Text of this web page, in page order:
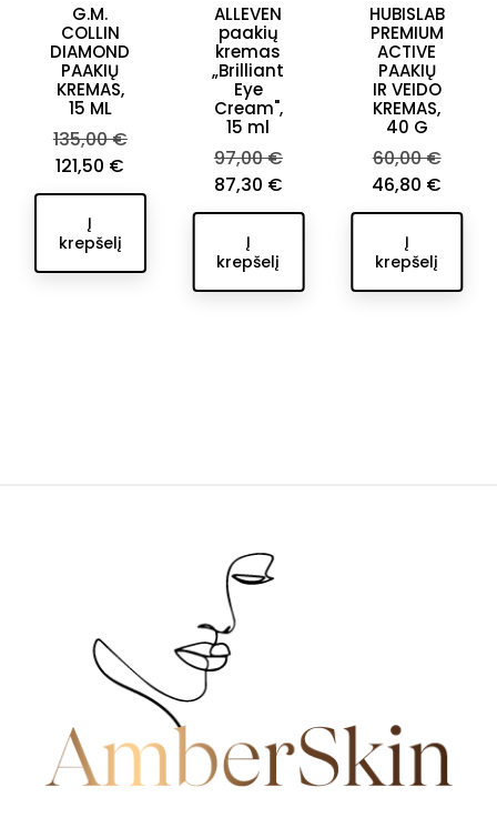
G.M.
COLLIN
DIAMOND
PAAKIŲ
KREMAS,
15 ML
Bazinė
kaina
135,00 €
Kaina
121,50 €
Į
krepšelį
ALLEVEN
paakių
kremas
„Brilliant
Eye
Cream",
15 ml
Bazinė
kaina
97,00 €
Kaina
87,30 €
Į
krepšelį
HUBISLAB
PREMIUM
ACTIVE
PAAKIŲ
IR VEIDO
KREMAS,
40 G
Bazinė
kaina
60,00 €
Kaina
46,80 €
Į
krepšelį